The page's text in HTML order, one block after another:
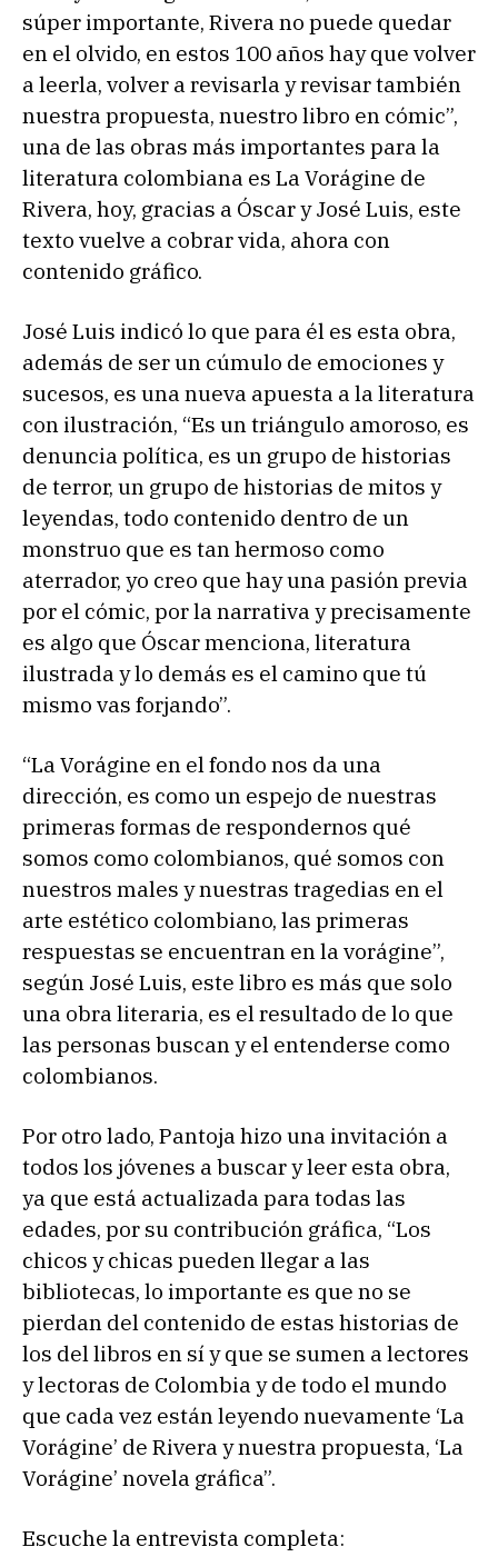
súper importante, Rivera no puede quedar
en el olvido, en estos 100 años hay que volver
a leerla, volver a revisarla y revisar también
nuestra propuesta, nuestro libro en cómic”,
una de las obras más importantes para la
literatura colombiana es La Vorágine de
Rivera, hoy, gracias a Óscar y José Luis, este
texto vuelve a cobrar vida, ahora con
contenido gráfico.
José Luis indicó lo que para él es esta obra,
además de ser un cúmulo de emociones y
sucesos, es una nueva apuesta a la literatura
con ilustración, “Es un triángulo amoroso, es
denuncia política, es un grupo de historias
de terror, un grupo de historias de mitos y
leyendas, todo contenido dentro de un
monstruo que es tan hermoso como
aterrador, yo creo que hay una pasión previa
por el cómic, por la narrativa y precisamente
es algo que Óscar menciona, literatura
ilustrada y lo demás es el camino que tú
mismo vas forjando”.
“La Vorágine en el fondo nos da una
dirección, es como un espejo de nuestras
primeras formas de respondernos qué
somos como colombianos, qué somos con
nuestros males y nuestras tragedias en el
arte estético colombiano, las primeras
respuestas se encuentran en la vorágine”,
según José Luis, este libro es más que solo
una obra literaria, es el resultado de lo que
las personas buscan y el entenderse como
colombianos.
Por otro lado, Pantoja hizo una invitación a
todos los jóvenes a buscar y leer esta obra,
ya que está actualizada para todas las
edades, por su contribución gráfica, “Los
chicos y chicas pueden llegar a las
bibliotecas, lo importante es que no se
pierdan del contenido de estas historias de
los del libros en sí y que se sumen a lectores
y lectoras de Colombia y de todo el mundo
que cada vez están leyendo nuevamente ‘La
Vorágine’ de Rivera y nuestra propuesta, ‘La
Vorágine’ novela gráfica”.
Escuche la entrevista completa: